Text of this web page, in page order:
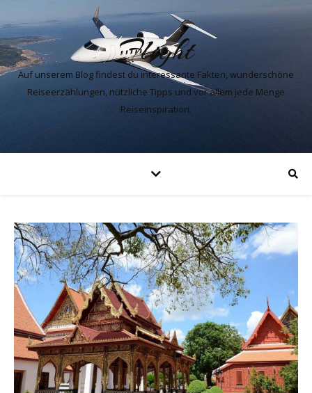
Flight
Auf unserem Blog findest du interessante Fakten, wunderschöne
Reiseerzählungen, nützliche Tipps und vor allem jede Menge
Reiseinspiration.